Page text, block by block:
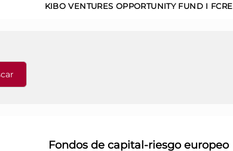
KIBO VENTURES OPPORTUNITY FUND I FCRE
Fondos de capital-riesgo europeo